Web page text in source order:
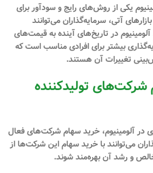
یکی از روش‌های رایج و سودآور برای
آتی، سرمایه‌گذاران می‌توانند
در تاریخ‌های آینده به قیمت‌های
بیشتر برای افرادی مناسب است که
تغییرات آن هستند.
شرکت‌های تولیدکننده
در آلومینیوم، خرید سهام شرکت‌های فعال
می‌توانند با خرید سهام این شرکت‌ها از
و رشد آن‌ بهره‌مند شوند.